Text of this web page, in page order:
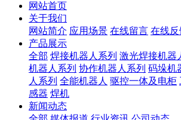
网站首页
关于我们
网站简介 应用场景 在线留言 在线反
产品展示
全部 焊接机器人系列 激光焊接机器
机器人系列 协作机器人系列 码垛机
人系列 全能机器人 驱控一体及电柜
感器 焊机
新闻动态